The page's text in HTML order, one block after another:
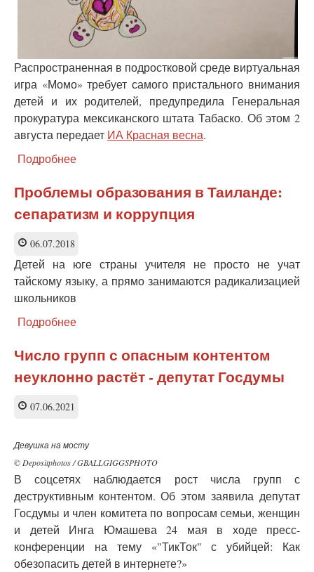
Распространенная в подростковой среде виртуальная
игра «Момо» требует самого пристального внимания
детей и их родителей, предупредила Генеральная
прокуратура мексиканского штата Табаско. Об этом 2
августа передает ИА Красная весна.
Подробнее
Мексике
бьют
тревогу:
кита»
Проблемы образования в Таиланде:
сепаратизм и коррупция
06.07.2018
Детей на юге страны учителя не просто не учат
тайскому языку, а прямо занимаются радикализацией
школьников
Подробнее
образования
в
Таиланде:
Число групп с опасным контентом
неуклонно растёт - депутат Госдумы
07.06.2021
Девушка на мосту
© Depositphotos / GBALLGIGGSPHOTO
В соцсетях наблюдается рост числа групп с
деструктивным контентом. Об этом заявила депутат
Госдумы и член комитета по вопросам семьи, женщин
и детей Инга Юмашева 24 мая в ходе пресс-
конференции на тему «"ТикТок" с убийцей: Как
обезопасить детей в интернете?»